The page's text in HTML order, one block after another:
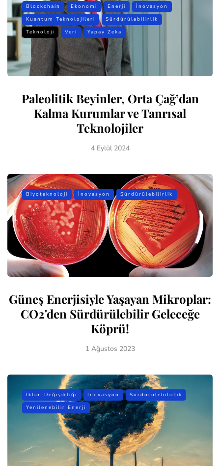
Blockchain
Ekonomi Enerji
İnovasyon
Kuantum Teknolojileri
Sürdürülebilirlik
Teknoloji
Veri Yapay Zeka
Paleolitik Beyinler, Orta Çağ’dan
Kalma Kurumlar ve Tanrısal
Teknolojiler
4 Eylül 2024
Biyoteknoloji İnovasyon Sürdürülebilirlik
Güneş Enerjisiyle Yaşayan Mikroplar:
CO2'den Sürdürülebilir Geleceğe
Köprü!
1 Ağustos 2023
İklim Değişikliği İnovasyon
Sürdürülebilirlik
Yenilenebilir Enerji